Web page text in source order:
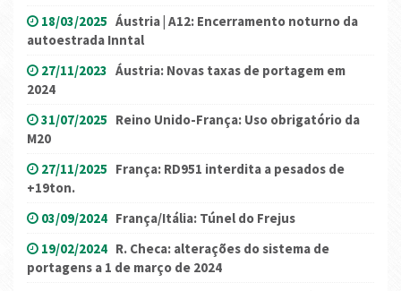
18/03/2025 Áustria | A12: Encerramento noturno da
autoestrada Inntal
27/11/2023 Áustria: Novas taxas de portagem em
2024
31/07/2025 Reino Unido-França: Uso obrigatório da
M20
27/11/2025 França: RD951 interdita a pesados de
+19ton.
03/09/2024 França/Itália: Túnel do Frejus
19/02/2024 R. Checa: alterações do sistema de
portagens a 1 de março de 2024